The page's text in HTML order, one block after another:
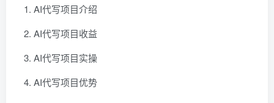
AI代写项目介绍
AI代写项目收益
AI代写项目实操
AI代写项目优势